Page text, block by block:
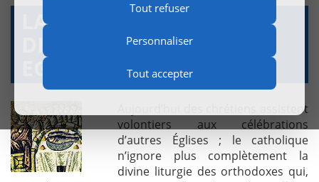
Tout refuser
Personnaliser
Tout accepter
LA LITURGIE DU
DIMANCHE DANS LES
EGLISES CHRÉTIENNES
Aujourd’hui des chrétiens assistent
volontiers aux célébrations
d’autres Églises ; le catholique
n’ignore plus complètement la
divine liturgie des orthodoxes qui,